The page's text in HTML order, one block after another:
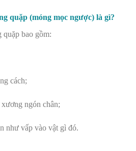
quặp (móng mọc ngược) là gì?
quặp bao gồm:
cách;
ngón chân;
như vấp vào vật gì đó.